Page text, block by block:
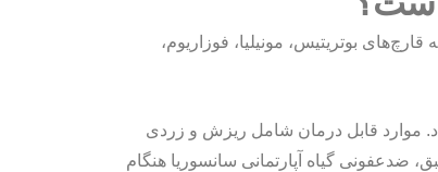
بوتریتیس، مونیلیا، فوزاریوم،
موارد قابل درمان شامل ریزش و زردی
ضدعفونی گیاه آپارتمانی سانسوریا هنگام